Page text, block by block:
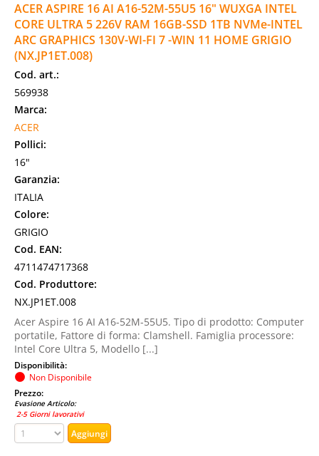
ACER ASPIRE 16 AI A16-52M-55U5 16" WUXGA INTEL
CORE ULTRA 5 226V RAM 16GB-SSD 1TB NVMe-INTEL
ARC GRAPHICS 130V-WI-FI 7 -WIN 11 HOME GRIGIO
(NX.JP1ET.008)
Cod. art.:
569938
Marca:
ACER
Pollici:
16"
Garanzia:
ITALIA
Colore:
GRIGIO
Cod. EAN:
4711474717368
Cod. Produttore:
NX.JP1ET.008
Acer Aspire 16 AI A16-52M-55U5. Tipo di prodotto: Computer
portatile, Fattore di forma: Clamshell. Famiglia processore:
Intel Core Ultra 5, Modello [...]
Disponibilità:
Non Disponibile
Prezzo:
Evasione Articolo:
2-5 Giorni lavorativi